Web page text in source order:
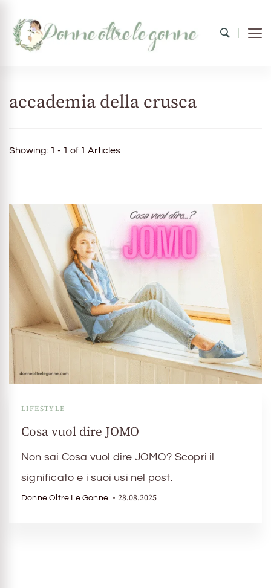
accademia della crusca
Showing: 1 - 1 of 1 Articles
LIFESTYLE
Cosa vuol dire JOMO
Non sai Cosa vuol dire JOMO? Scopri il
significato e i suoi usi nel post.
Donne Oltre Le Gonne 28.08.2025